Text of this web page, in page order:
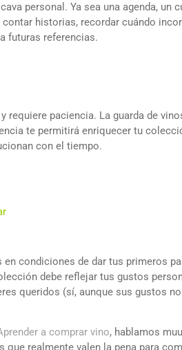
personal. Ya sea una agenda, un
contar historias, recordar cuándo
futuras referencias.
requiere paciencia. La guarda de
te permitirá enriquecer tu
con el tiempo.
condiciones de dar tus primeros
debe reflejar tus gustos
queridos (sí, aunque sus gustos
a comprar vino, hablamos